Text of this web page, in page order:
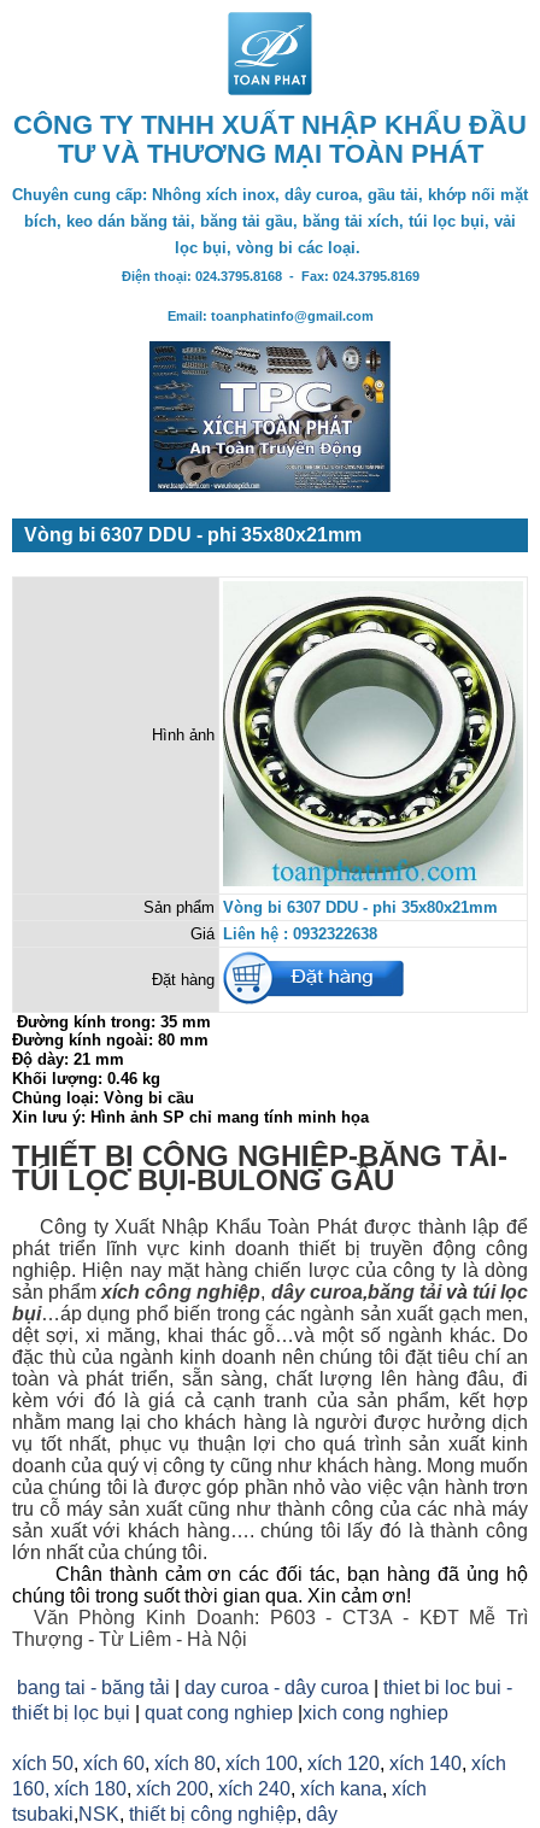
CÔNG TY TNHH XUẤT NHẬP KHẨU ĐẦU
TƯ VÀ THƯƠNG MẠI TOÀN PHÁT
Chuyên cung cấp: Nhông xích inox, dây curoa, gầu tải, khớp nối mặt
bích, keo dán băng tải, băng tải gầu, băng tải xích, túi lọc bụi, vải
lọc bụi, vòng bi các loại.
Điện thoại: 024.3795.8168 - Fax: 024.3795.8169
Email: toanphatinfo@gmail.com
Vòng bi 6307 DDU - phi 35x80x21mm
Hình ảnh
Sản phẩm Vòng bi 6307 DDU - phi 35x80x21mm
Giá Liên hệ : 0932322638
Đặt hàng
Đường kính trong: 35 mm
Đường kính ngoài: 80 mm
Độ dày: 21 mm
Khối lượng: 0.46 kg
Chủng loại: Vòng bi cầu
Xin lưu ý: Hình ảnh SP chỉ mang tính minh họa
THIẾT BỊ CÔNG NGHIỆP-BĂNG TẢI-
TÚI LỌC BỤI-BULONG GẦU
Công ty Xuất Nhập Khẩu Toàn Phát được thành lập để
phát triển lĩnh vực kinh doanh thiết bị truyền động công
nghiệp. Hiện nay mặt hàng chiến lược của công ty là dòng
sản phẩm xích công nghiệp, dây curoa,băng tảivàtúi lọc
bụi…áp dụng phổ biến trong các ngành sản xuất gạch men,
dệt sợi, xi măng, khai thác gỗ…và một số ngành khác. Do
đặc thù của ngành kinh doanh nên chúng tôi đặt tiêu chí an
toàn và phát triển, sẵn sàng, chất lượng lên hàng đâu, đi
kèm với đó là giá cả cạnh tranh của sản phẩm, kết hợp
nhằm mang lại cho khách hàng là người được hưởng dịch
vụ tốt nhất, phục vụ thuận lợi cho quá trình sản xuất kinh
doanh của quý vị công ty cũng như khách hàng. Mong muốn
của chúng tôi là được góp phần nhỏ vào việc vận hành trơn
tru cỗ máy sản xuất cũng như thành công của các nhà máy
sản xuất với khách hàng…. chúng tôi lấy đó là thành công
lớn nhất của chúng tôi.
Chân thành cảm ơn các đối tác, bạn hàng đã ủng hộ
chúng tôi trong suốt thời gian qua. Xin cảm ơn!
Văn Phòng Kinh Doanh: P603 - CT3A - KĐT Mễ Trì
Thượng - Từ Liêm - Hà Nội
bang tai - băng tải day curoa - dây curoa
thiet bi loc bui -
thiết bị lọc bụi
quat cong nghiep xich cong nghiep
xích 50, xích 60, xích 80, xích 100, xích 120, xích 140, xích
160, xích 180, xích 200, xích 240, xích kana, xích
tsubaki,NSK, thiết bị công nghiệp, dây